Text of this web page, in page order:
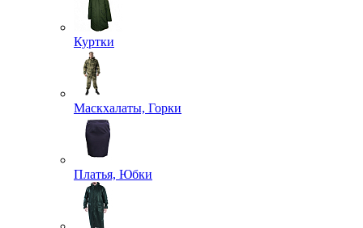
Куртки
Маскхалаты, Горки
Платья, Юбки